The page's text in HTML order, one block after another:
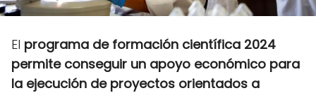
El programa de formación científica 2024
permite conseguir un apoyo económico para
la ejecución de proyectos orientados a